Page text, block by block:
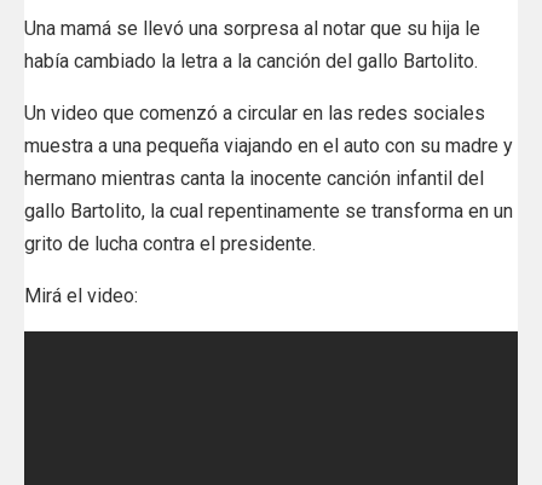
Una mamá se llevó una sorpresa al notar que su hija le
había cambiado la letra a la canción del gallo Bartolito.
Un video que comenzó a circular en las redes sociales
muestra a una pequeña viajando en el auto con su madre y
hermano mientras canta la inocente canción infantil del
gallo Bartolito, la cual repentinamente se transforma en un
grito de lucha contra el presidente.
Mirá el video: